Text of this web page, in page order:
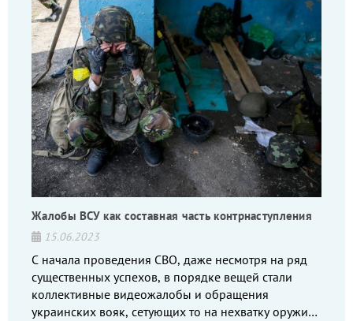
Жалобы ВСУ как составная часть контрнаступления
15.06.2023
С начала проведения СВО, даже несмотря на ряд
существенных успехов, в порядке вещей стали
коллективные видеожалобы и обращения
украинских вояк, сетующих то на нехватку оружия,